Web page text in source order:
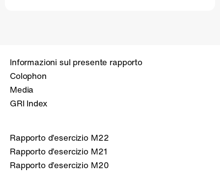
Informazioni sul presente rapporto
Colophon
Media
GRI Index
Rapporto d’esercizio M22
Rapporto d’esercizio M21
Rapporto d’esercizio M20